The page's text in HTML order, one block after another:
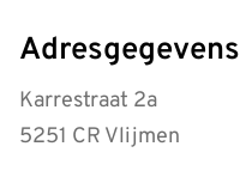
Adresgegevens
Karrestraat 2a
5251 CR Vlijmen